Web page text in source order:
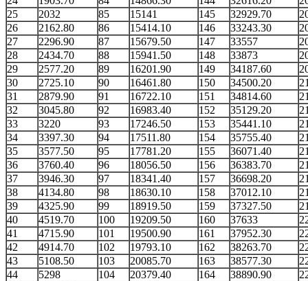
25
2032 85 15141 145 32929.70
26
2162.80 86 15414.10 146 33243.30
27
2296.90 87 15679.50 147 33557
28
2434.70 88 15941.50 148 33873
29
2577.20 89 16201.90 149 34187.60
30
2725.10 90 16461.80 150 34500.20
31
2879.90 91 16722.10 151 34814.60
32
3045.80 92 16983.40 152 35129.20
33
3220 93 17246.50 153 35441.10
34
3397.30 94 17511.80 154 35755.40
35
3577.50 95 17781.20 155 36071.40
36
3760.40 96 18056.50 156 36383.70
37
3946.30 97 18341.40 157 36698.20
38
4134.80 98 18630.10 158 37012.10
39
4325.90 99 18919.50 159 37327.50
40
4519.70 100 19209.50 160 37633
41
4715.90 101 19500.90 161 37952.30
42
4914.70 102 19793.10 162 38263.70
43
5108.50 103 20085.70 163 38577.30
44
5298 104 20379.40 164 38890.90